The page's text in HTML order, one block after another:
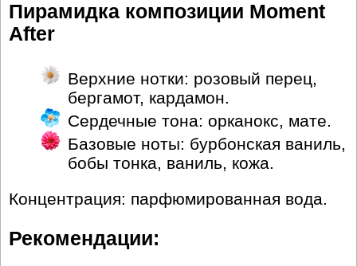
Пирамидка композиции Moment
After
Верхние нотки: розовый перец,
бергамот, кардамон.
Сердечные тона: орканокс, мате.
Базовые ноты: бурбонская ваниль,
бобы тонка, ваниль, кожа.
Концентрация: парфюмированная вода.
Рекомендации: